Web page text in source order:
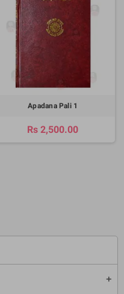
add
Apadana Pali 1
Rs 2,500.00